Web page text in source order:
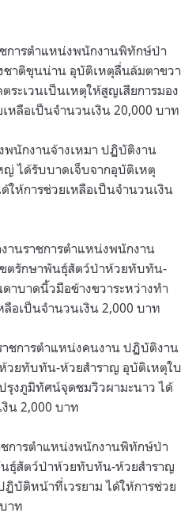
การตำแหน่งพนักงานพิทักษ์ป่า
าติขุนน่าน อุบัติเหตุลื่นล้มตาขวา
ระเวนเป็นเหตุให้สูญเสียการมอง
หลือเป็นจำนวนเงิน 20,000 บาท
นักงานจ้างเหมา ปฏิบัติงาน
ญ่ ได้รับบาดเจ็บจากอุบัติเหตุ
ให้การช่วยเหลือเป็นจำนวนเงิน
นราชการตำแหน่งพนักงาน
ตรักษาพันธุ์สัตว์ป่าห้วยทับทัน-
าบาดนิ้วมือข้างขวาระหว่างทำ
ลือเป็นจำนวนเงิน 2,000 บาท
ชการตำแหน่งคนงาน ปฏิบัติงาน
วยทับทัน-ห้วยสำราญ อุบัติเหตุใบ
รุงภูมิทัศน์จุดชมวิวผามะนาว ได้
น 2,000 บาท
การตำแหน่งพนักงานพิทักษ์ป่า
ธุ์สัตว์ป่าห้วยทับทัน-ห้วยสำราญ
บัติหน้าที่เวรยาม ได้ให้การช่วย
าท